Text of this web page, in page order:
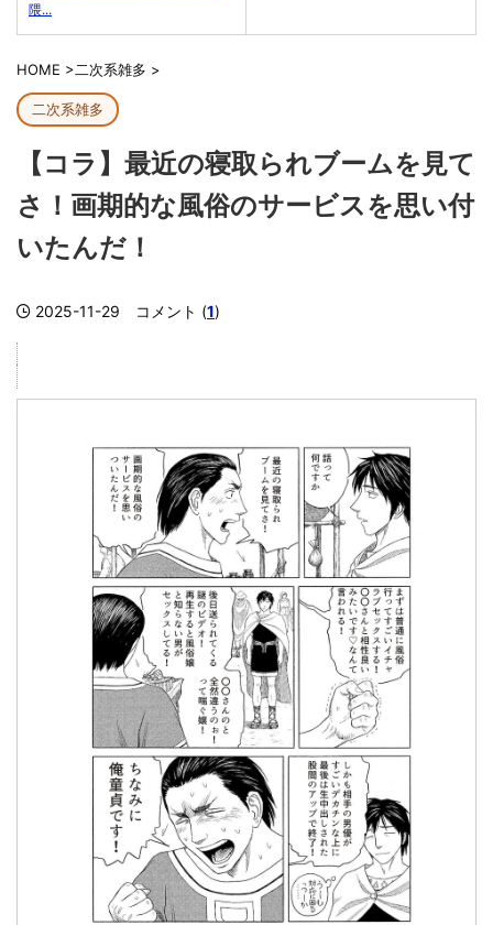
隈...
HOME >二次系雑多 >
二次系雑多
【コラ】最近の寝取られブームを見て
さ！画期的な風俗のサービスを思い付
いたんだ！
2025-11-29 コメント (1)